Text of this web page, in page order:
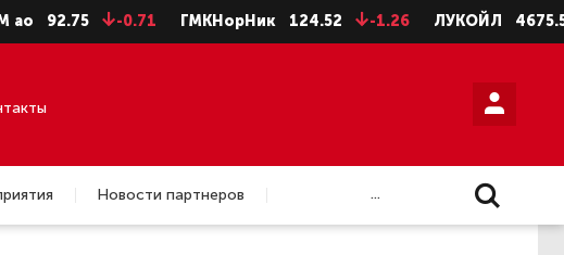
-0.71 ГМКНорНик 124.52 -1.26 ЛУКОЙЛ 4675.5 -
Новости партнеров
...